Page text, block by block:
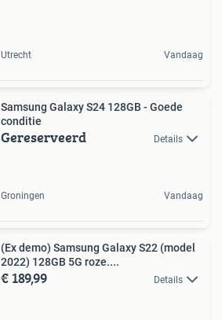
Utrecht Vandaag
Samsung Galaxy S24 128GB - Goede
conditie
Gereserveerd Details
Groningen Vandaag
(Ex demo) Samsung Galaxy S22 (model
2022) 128GB 5G roze....
€ 189,99 Details